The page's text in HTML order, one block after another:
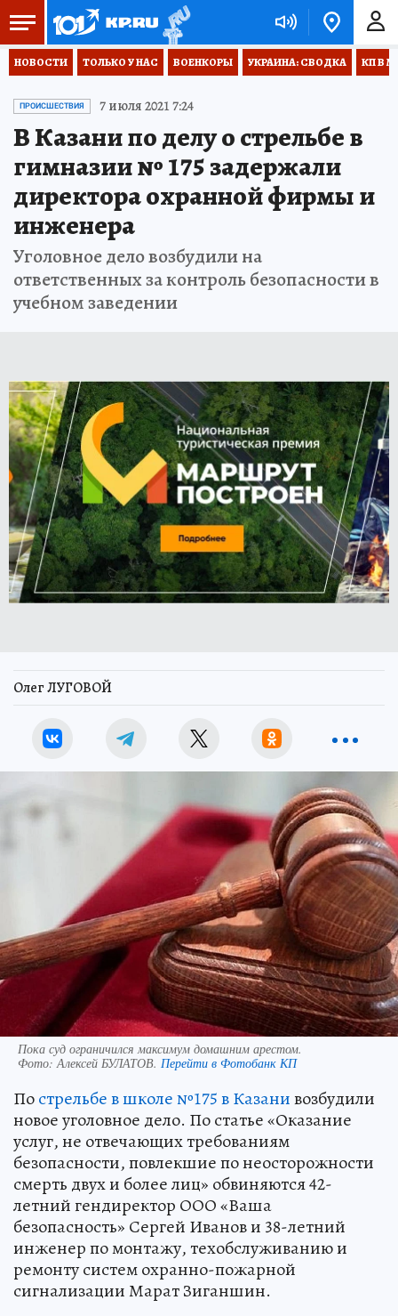
НОВОСТИ ТОЛЬКО У НАС ВОЕНКОРЫ УКРАИНА: СВОДКА КП В
ПРОИСШЕСТВИЯ 7 июля 2021 7:24
В Казани по делу о стрельбе в
гимназии № 175 задержали
директора охранной фирмы и
инженера
Уголовное дело возбудили на
ответственных за контроль безопасности в
учебном заведении
Олег ЛУГОВОЙ
Пока суд ограничился максимум домашним арестом.
Фото: Алексей БУЛАТОВ. Перейти в Фотобанк КП
Пострельбе в школе №175 в Казанивозбудили
новое уголовное дело. По статье «Оказание
услуг, не отвечающих требованиям
безопасности, повлекшие по неосторожности
смерть двух и более лиц» обвиняются 42-
летний гендиректор ООО «Ваша
безопасность» Сергей Иванов и 38-летний
инженер по монтажу, техобслуживанию и
ремонту систем охранно-пожарной
сигнализации Марат Зиганшин.